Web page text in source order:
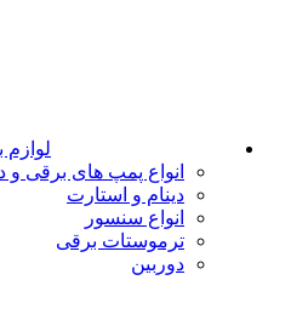
لوازم
انواع پمپ های برقی و
دینام و استارت
انواع سنسور
ترموستات برقی
دوربین